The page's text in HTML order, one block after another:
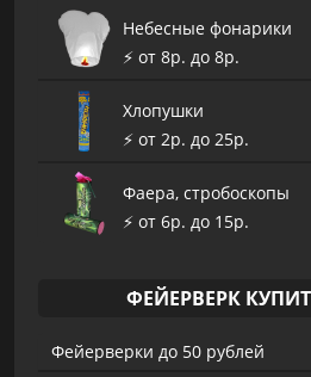
Небесные фонарики
⚡️ от 8р. до 8р.
Хлопушки
⚡️ от 2р. до 25р.
Фаера, стробоскопы
⚡️ от 6р. до 15р.
ФЕЙЕРВЕРК
Фейерверки до 50 рублей